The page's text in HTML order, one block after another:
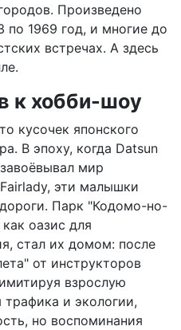
Произведено
по 1969 год, и многие до
встречах. А здесь
к хобби-шоу
кусочек японского
В эпоху, когда Datsun
мир
эти малышки
Парк "Кодомо-но-
оазис для
стал их домом: после
от инструкторов
взрослую
и экологии,
но воспоминания